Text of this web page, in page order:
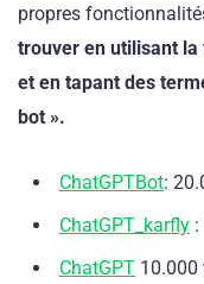
propres
trouver en utilisant
et en tapant des
bot ».
ChatGPTBot:
ChatGPT_karfly
ChatGPT 10.000